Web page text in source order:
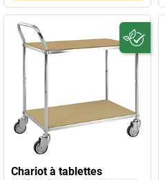
Chariot à tablettes